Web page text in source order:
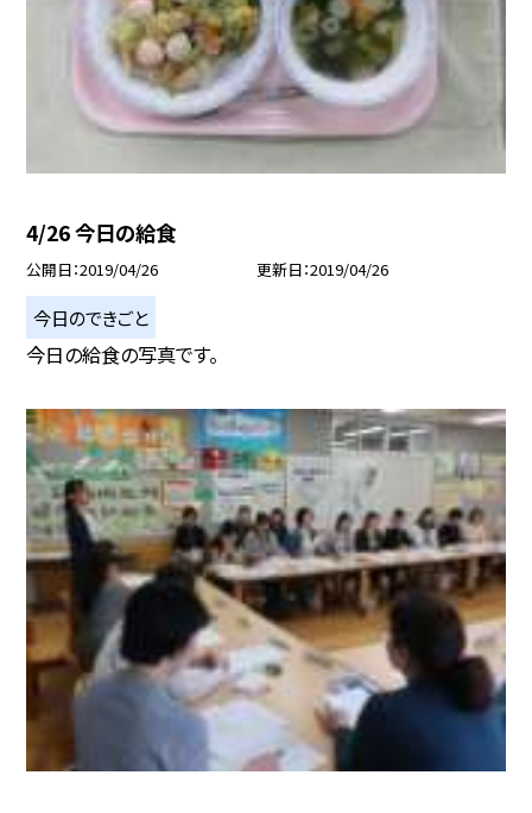
4/26 今日の給食
公開日 2019/04/26 更新日 2019/04/26
今日のできごと
今日の給食の写真です。